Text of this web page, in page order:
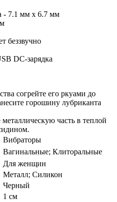
- 7.1 мм х 6.7 мм
беззвучно
DC-зарядка
согрейте его ркуами до
горошину лубриканта
часть в теплой
Вибраторы
Вагинальные; Клиторальные
Для женщин
Металл; Силикон
Черный
1 см